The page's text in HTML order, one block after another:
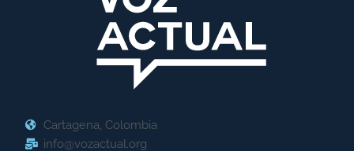
Cartagena, Colombia
info@vozactual.org